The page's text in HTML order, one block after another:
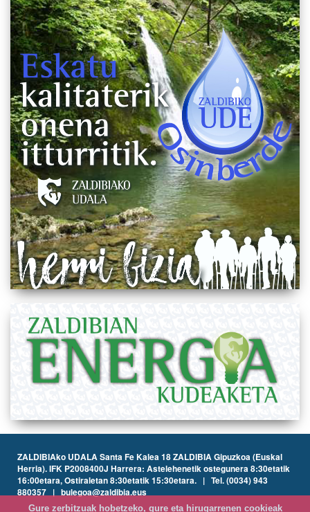
ZALDIBIAko UDALA Santa Fe Kalea 18 ZALDIBIA Gipuzkoa (Euskal
Herria). IFK P2008400J Harrera: Astelehenetik ostegunera 8:30etatik
16:00etara, Ostiraletan 8:30etatik 15:30etara. | Tel. (0034) 943
880357 | bulegoa@zaldibia.eus
Gure zerbitzuak hobetzeko, gure eta hirugarrenen cookieak